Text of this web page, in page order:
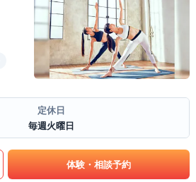
定休日
毎週火曜日
体験・相談予約